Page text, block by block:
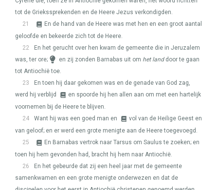
tot de Griekssprekenden en de Heere Jezus verkondigden.
21
En de hand van de Heere was met hen en een groot aantal
geloofde en bekeerde zich tot de Heere.
22
En het gerucht over hen kwam de gemeente die in Jeruzalem
was, ter ore;
en zij zonden Barnabas uit om het landdoor te gaan
tot Antiochië toe.
23
En toen hij daar gekomen was en de genade van God zag,
werd hij verblijd
en spoorde hij hen allen aan om met een hartelijk
voornemen bij de Heere te blijven.
24
Want hij was een goed man en
vol van de Heilige Geest en
van geloof; en er werd een grote menigte aan de Heere toegevoegd.
25
En Barnabas vertrok naar Tarsus om Saulus te zoeken; en
toen hij hem gevonden had, bracht hij hem naar Antiochië.
26
En het gebeurde dat zij een heel jaar met de gemeente
samenkwamen en een grote menigte onderwezen en dat de